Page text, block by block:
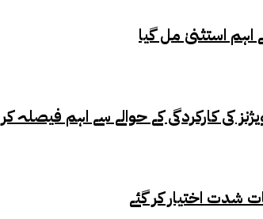
اہم استثنیٰ مل گیا
شدت اختیار کر گئے